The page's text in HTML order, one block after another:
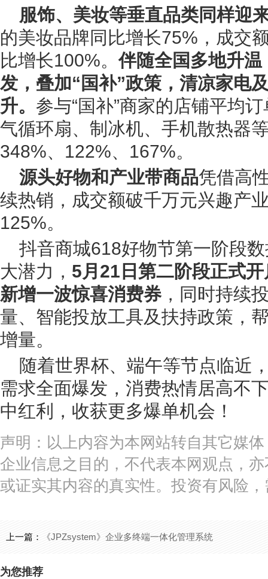
服饰、美妆等垂直品类同样迎
的美妆品牌同比增长75%，成交
比增长100%。伴随全国多地升温
发，叠加“国补”政策，清凉家电
升。 参与“国补”商家的店铺平均
气循环扇、制冰机、手机散热器
348%、122%、167%。
源头好物和产业带商品凭借高
续热销，成交额破千万元兴趣产
125%。
抖音商城618好物节第一阶段
大潜力， 5月21日第二阶段正式
新增一波惊喜消费券，同时持续
量、智能投放工具及扶持政策，
增量。
随着世界杯、端午等节点临近
需求全面爆发，消费热情居高不
中红利，收获更多爆单机会！
声明：以上内容为本网站转自其它媒
企业信息之目的，不代表本网观点，
或证实其内容的真实性。投资有风险
上一篇： 《JPZsystem》企业多终端一体化管理系统
为您推荐